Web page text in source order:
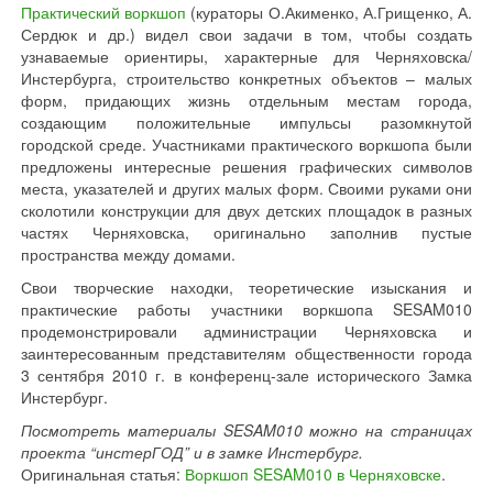
Практический воркшоп (кураторы О.Акименко, А.Грищенко, А.
Сердюк и др.) видел свои задачи в том, чтобы создать
узнаваемые ориентиры, характерные для Черняховска/
Инстербурга, строительство конкретных объектов – малых
форм, придающих жизнь отдельным местам города,
создающим положительные импульсы разомкнутой
городской среде. Участниками практического воркшопа были
предложены интересные решения графических символов
места, указателей и других малых форм. Своими руками они
сколотили конструкции для двух детских площадок в разных
частях Черняховска, оригинально заполнив пустые
пространства между домами.
Свои творческие находки, теоретические изыскания и
практические работы участники воркшопа SESAM010
продемонстрировали администрации Черняховска и
заинтересованным представителям общественности города
3 сентября 2010 г. в конференц-зале исторического Замка
Инстербург.
Посмотреть материалы SESAM010 можно на страницах
проекта “инстерГОД” и в замке Инстербург.
Оригинальная статья: Воркшоп SESAM010 в Черняховске.